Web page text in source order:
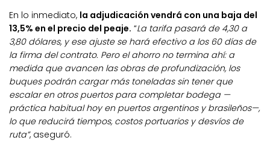
En lo inmediato, la adjudicación vendrá con una baja del
13,5% en el precio del peaje. “La tarifa pasará de 4,30 a
3,80 dólares, y ese ajuste se hará efectivo a los 60 días de
la firma del contrato. Pero el ahorro no termina ahí: a
medida que avancen las obras de profundización, los
buques podrán cargar más toneladas sin tener que
escalar en otros puertos para completar bodega —
práctica habitual hoy en puertos argentinos y brasileños—,
lo que reducirá tiempos, costos portuarios y desvíos de
ruta”, aseguró.